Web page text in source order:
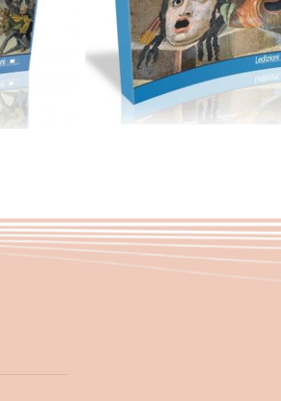
CartaceoeBook in
eBook in PDF
0,00€ 18,00 €
Scegli